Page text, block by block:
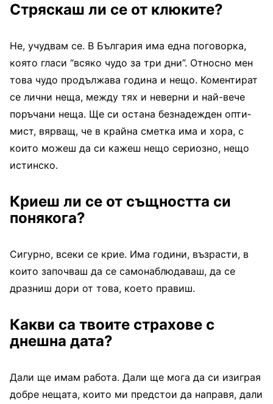
Стряскаш ли се от клю­ките?
Не, учудвам се. В Бълга­рия има една поговорка,
ко­ято гласи “всяко чудо за три дни”. Относно мен
това чудо продължава година и нещо. Коментират
се лични неща, между тях и неверни и най-вече
поръчани неща. Ще си остана безнадежден опти­
мист, вярващ, че в крайна сметка има и хора, с
които можеш да си кажеш нещо сериозно, нещо
истинско.
Криеш ли се от същност­та си
понякога?
Сигурно, всеки се крие. Има години, въз­расти, в
които започ­ваш да се самонаблюдаваш, да се
дразниш дори от това, което правиш.
Какви са твоите страхове с
днешна дата?
Дали ще имам работа. Дали ще мога да си изиграя
добре нещата, които ми предстои да направя, дали